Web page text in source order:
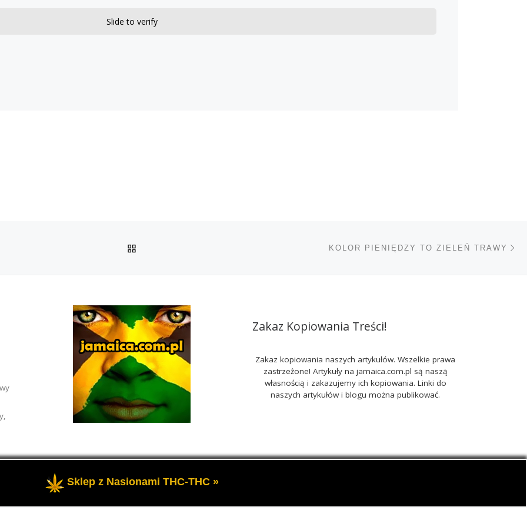
Slide to verify
KOLOR PIENIĘDZY TO ZIELEŃ TRAWY
Zakaz Kopiowania Treści!
Zakaz kopiowania naszych artykułów. Wszelkie prawa
zastrzeżone! Artykuły na jamaica.com.pl są naszą
własnością i zakazujemy ich kopiowania. Linki do
naszych artykułów i blogu można publikować.
- Portal o marihuanie THC i roślinach konopi CBD.
Sklep z Nasionami THC-THC »